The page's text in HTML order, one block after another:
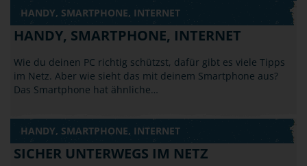
HANDY, SMARTPHONE, INTERNET
HANDY, SMARTPHONE, INTERNET
Wie du deinen PC richtig schützst, dafür gibt es viele Tipps
im Netz. Aber wie sieht das mit deinem Smartphone aus?
Das Smartphone hat ähnliche…
HANDY, SMARTPHONE, INTERNET
SICHER UNTERWEGS IM NETZ